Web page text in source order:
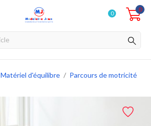
0
0
Matériel d'équilibre Parcours de motricité